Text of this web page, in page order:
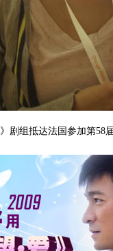
组抵达法国参加第58